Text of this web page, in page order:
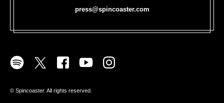
press@spincoaster.com
©︎ Spincoaster. All rights reserved.